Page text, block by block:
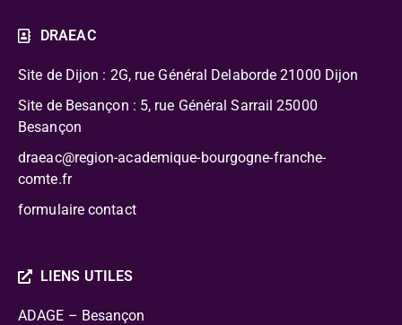
DRAEAC
Site de Dijon : 2G, rue Général Delaborde 21000 Dijon
Site de Besançon : 5, rue Général Sarrail 25000
Besançon
draeac@region-academique-bourgogne-franche-
comte.fr
formulaire contact
LIENS UTILES
ADAGE – Besançon